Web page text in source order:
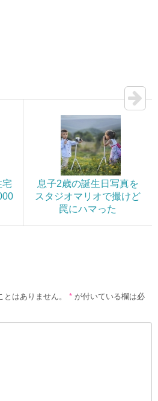
宅
息子2歳の誕生日写真を
スタジオマリオで撮けど
罠にハマった
はありません。 * が付いている欄は必